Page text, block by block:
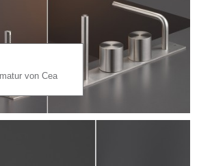
von Cea